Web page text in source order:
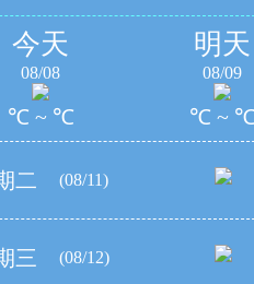
今天
08/08
℃ ~ ℃
明天
08/09
℃ ~
二 (08/11)
三 (08/12)